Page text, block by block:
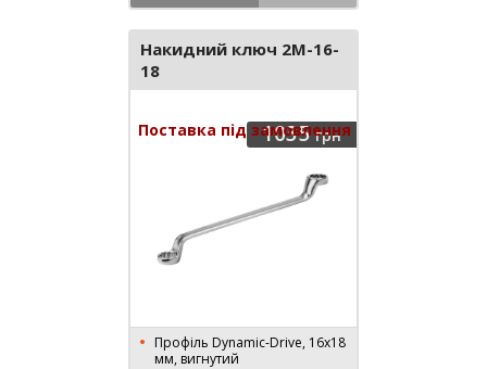
Накидний ключ 2M-16-
18
1035грн
Поставка під замовлення
Профіль Dynamic-Drive, 16x18
мм, вигнутий